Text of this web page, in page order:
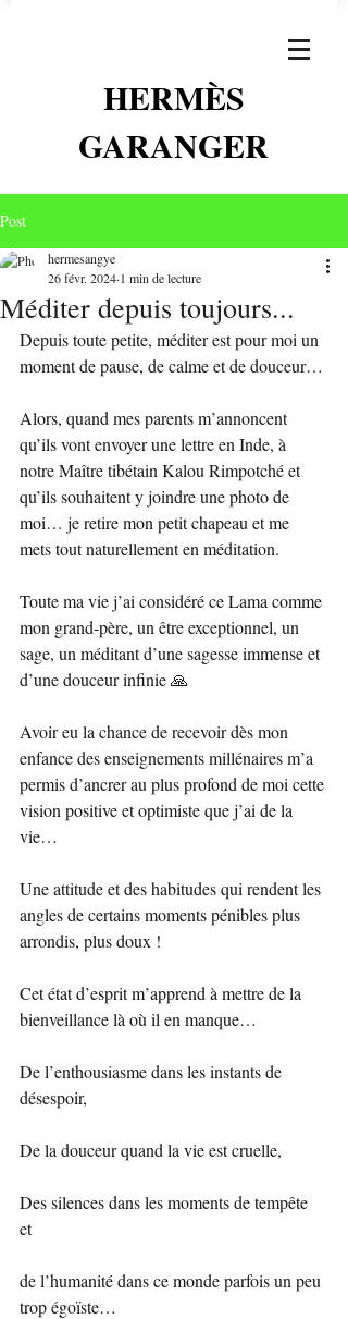
HERMÈS
GARANGER
Post
Méditer depuis toujours...
hermesangye
26 févr. 2024 1 min de lecture
Depuis toute petite, méditer est pour moi un
moment de pause, de calme et de douceur…
Alors, quand mes parents m’annoncent
qu’ils vont envoyer une lettre en Inde, à
notre Maître tibétain Kalou Rimpotché et
qu’ils souhaitent y joindre une photo de
moi… je retire mon petit chapeau et me
mets tout naturellement en méditation.
Toute ma vie j’ai considéré ce Lama comme
mon grand-père, un être exceptionnel, un
sage, un méditant d’une sagesse immense et
d’une douceur infinie 🙏
Avoir eu la chance de recevoir dès mon
enfance des enseignements millénaires m’a
permis d’ancrer au plus profond de moi cette
vision positive et optimiste que j’ai de la
vie…
Une attitude et des habitudes qui rendent les
angles de certains moments pénibles plus
arrondis, plus doux !
Cet état d’esprit m’apprend à mettre de la
bienveillance là où il en manque…
De l’enthousiasme dans les instants de
désespoir,
De la douceur quand la vie est cruelle,
Des silences dans les moments de tempête
et
de l’humanité dans ce monde parfois un peu
trop égoïste…